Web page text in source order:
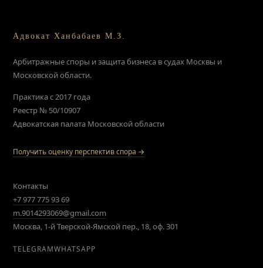
Адвокат Ханбабаев М.З.
Арбитражные споры и защита бизнеса в судах Москвы и
Московской области.
Практика с 2017 года
Реестр № 50/10907
Адвокатская палата Московской области
Получить оценку перспектив спора →
Контакты
+7 977 775 93 69
m.9014293069@gmail.com
Москва, 1-й Тверской-Ямской пер., 18, оф. 301
TELEGRAMWHATSAPP